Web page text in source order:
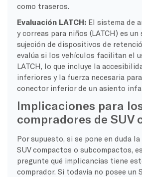
como traseros.
Evaluación LATCH:El sistema de
y correas para niños (LATCH) es un
sujeción de dispositivos de
evalúa si los vehículos facilitan el
LATCH, lo que incluye la
inferiores y la fuerza necesaria
conector inferior de un asiento
Implicaciones para
compradores de SUV
Por supuesto, si se pone en duda
SUV compactos o subcompactos,
pregunte qué implicancias tiene
comprador. Si todavía no posee un